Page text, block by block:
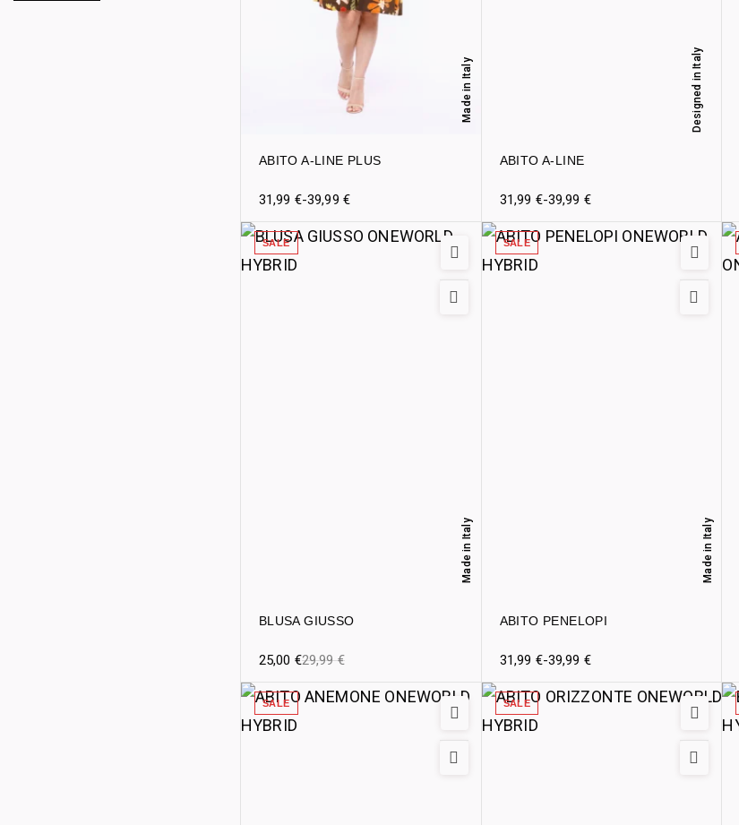
ABITO A-LINE PLUS
Made in Italy
31,99 €-39,99 €
ABITO A-LINE
Designed in Italy
31,99 €-39,99 €
SALE
BLUSA GIUSSO
Made in Italy
29,99€
25,00 €
SALE
ABITO PENELOPI
Made in Italy
31,99 €-39,99 €
SALE SALE